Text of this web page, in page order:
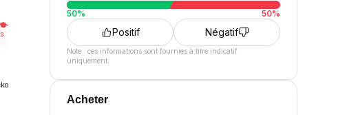
50% 50%
Positif Négatif
Note : ces informations sont fournies à titre indicatif
uniquement.
Acheter